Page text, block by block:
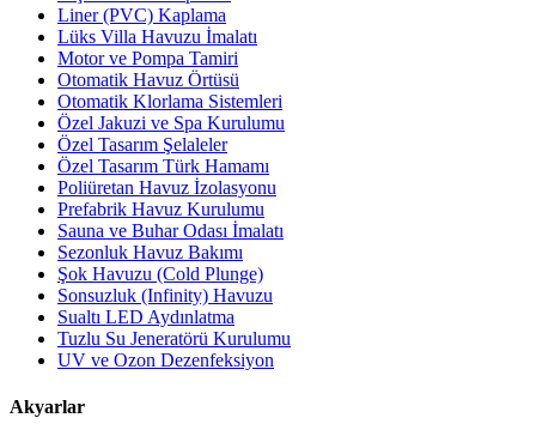
Liner (PVC) Kaplama
Lüks Villa Havuzu İmalatı
Motor ve Pompa Tamiri
Otomatik Havuz Örtüsü
Otomatik Klorlama Sistemleri
Özel Jakuzi ve Spa Kurulumu
Özel Tasarım Şelaleler
Özel Tasarım Türk Hamamı
Poliüretan Havuz İzolasyonu
Prefabrik Havuz Kurulumu
Sauna ve Buhar Odası İmalatı
Sezonluk Havuz Bakımı
Şok Havuzu (Cold Plunge)
Sonsuzluk (Infinity) Havuzu
Sualtı LED Aydınlatma
Tuzlu Su Jeneratörü Kurulumu
UV ve Ozon Dezenfeksiyon
Akyarlar